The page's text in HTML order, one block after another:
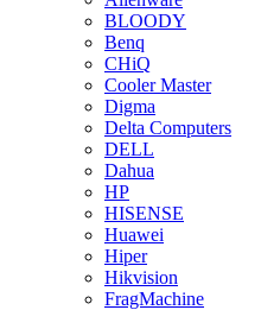
BLOODY
Benq
CHiQ
Cooler Master
Digma
Delta Computers
DELL
Dahua
HP
HISENSE
Huawei
Hiper
Hikvision
FragMachine